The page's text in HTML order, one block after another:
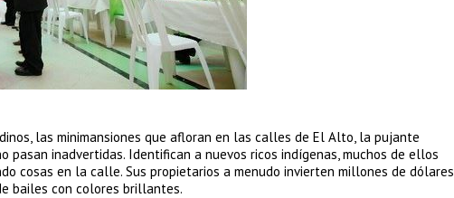
las minimansiones que afloran en las calles de El Alto, la pujante
pasan inadvertidas. Identifican a nuevos ricos indígenas, muchos de ellos
cosas en la calle. Sus propietarios a menudo invierten millones de dólares
bailes con colores brillantes.